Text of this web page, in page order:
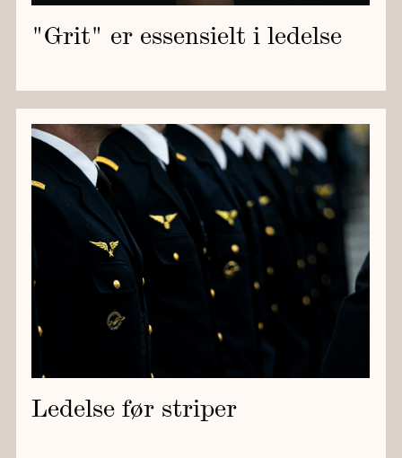
"Grit" er essensielt i ledelse
Ledelse før striper